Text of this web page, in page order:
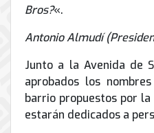
Bros?«.
Antonio Almudí
Junto a la Avenida de
aprobados los
barrio propuestos por
estarán dedicados a